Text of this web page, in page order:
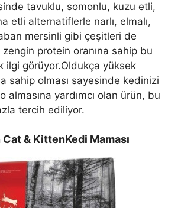
tavuklu, somonlu, kuzu etli,
etli alternatiflerle narlı, elmalı,
mersinli gibi çeşitleri de
protein oranına sahip bu
ilgi görüyor.Oldukça yüksek
sahip olması sayesinde kedinizi
almasına yardımcı olan ürün, bu
tercih ediliyor.
Cat & KittenKedi Maması